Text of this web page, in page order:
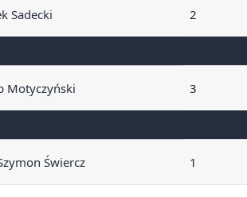
Sadecki 2
Motyczyński 3
Świercz 1